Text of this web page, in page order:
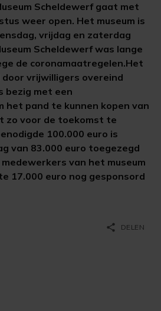
Scheldewerf gaat met
weer open. Het museum is
vrijdag en zaterdag
Scheldewerf was lange
de coronamaatregelen.Het
door vrijwilligers overeind
bezig met een
het pand te kunnen kopen van
zo voor de toekomst te
100.000 euro is
van 83.000 euro toegezegd
van het museum
17.000 euro nog gesponsord
share DELEN